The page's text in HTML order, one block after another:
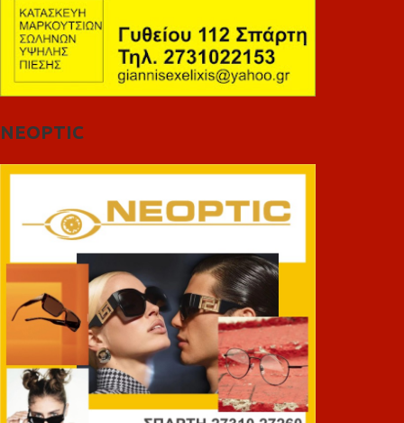
NEOPTIC